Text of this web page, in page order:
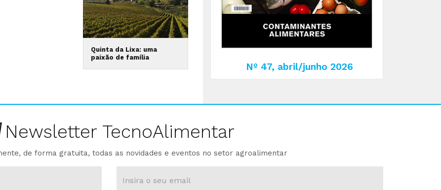
Quinta da Lixa: uma
paixão de família
Nº 47, abril/junho 2026
Newsletter TecnoAlimentar
de forma gratuita, todas as novidades e eventos no setor agroalimentar